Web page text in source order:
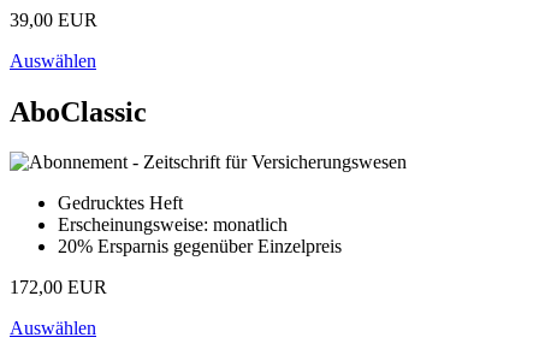
39,00 EUR
Auswählen
AboClassic
Gedrucktes Heft
Erscheinungsweise: monatlich
20% Ersparnis gegenüber Einzelpreis
172,00 EUR
Auswählen